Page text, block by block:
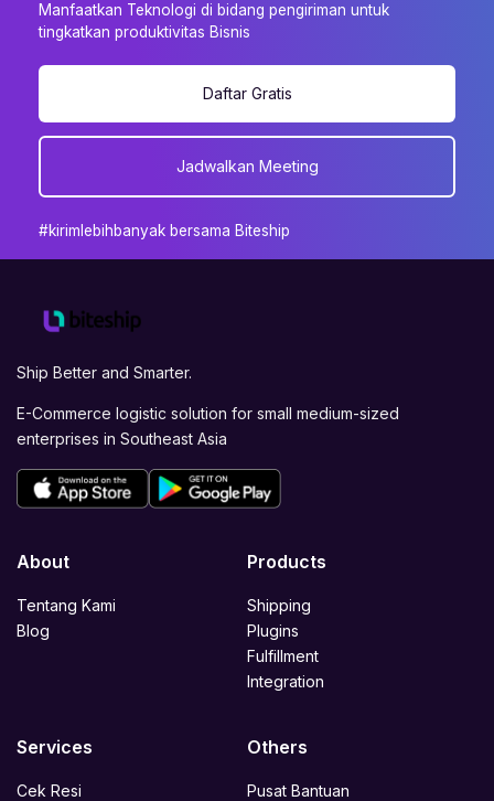
Manfaatkan Teknologi di bidang pengiriman untuk
tingkatkan produktivitas Bisnis
Daftar Gratis
Jadwalkan Meeting
#kirimlebihbanyak bersama Biteship
Ship Better and Smarter.
E-Commerce logistic solution for small medium-sized
enterprises in Southeast Asia
About
Tentang Kami
Blog
Products
Shipping
Plugins
Fulfillment
Integration
Services
Cek Resi
Others
Pusat Bantuan